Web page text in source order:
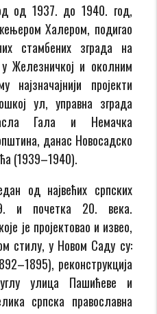
од 1937. до 1940. год,
Халером, подигао
стамбених зграда на
Железничкој и околним
пројекти
ул, управна зграда
Гала и Немачка
данас Новосадско
(1939–1940).
од највећих српских
и почетка 20. века.
је пројектовао и извео,
стилу, у Новом Саду су:
реконструкција
улица Пашићеве и
српска православна